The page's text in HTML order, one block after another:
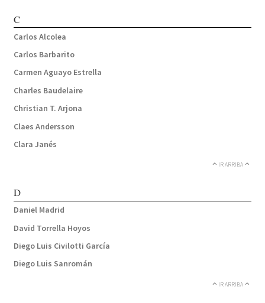
C
Carlos Alcolea
Carlos Barbarito
Carmen Aguayo Estrella
Charles Baudelaire
Christian T. Arjona
Claes Andersson
Clara Janés
IR ARRIBA
D
Daniel Madrid
David Torrella Hoyos
Diego Luis Civilotti García
Diego Luis Sanromán
IR ARRIBA